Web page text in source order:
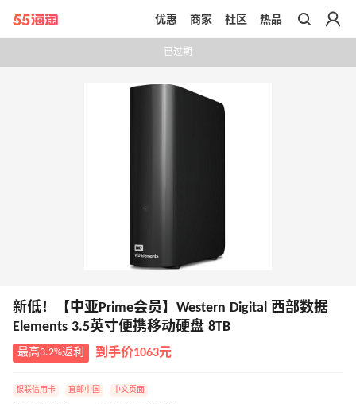
带你去官网买正品
优惠 商家 社区 热品
已过期
新低！【中亚Prime会员】Western Digital 西部数据
Elements 3.5英寸便携移动硬盘 8TB
最高3.2%返利 到手价1063元
银联信用卡 直邮中国 中文页面